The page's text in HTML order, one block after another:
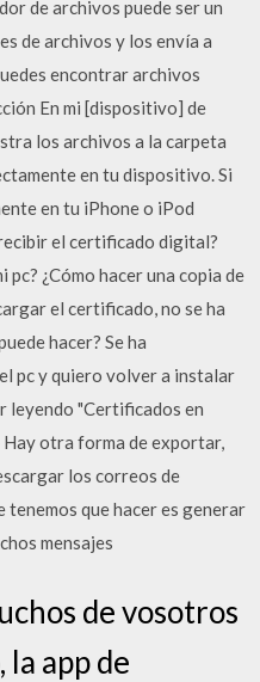
de archivos puede ser un
de archivos y los envía a
encontrar archivos
En mi [dispositivo] de
los archivos a la carpeta
en tu dispositivo. Si
en tu iPhone o iPod
el certificado digital?
pc? ¿Cómo hacer una copia de
el certificado, no se ha
hacer? Se ha
pc y quiero volver a instalar
leyendo "Certificados en
otra forma de exportar,
los correos de
tenemos que hacer es generar
mensajes
de vosotros
app de